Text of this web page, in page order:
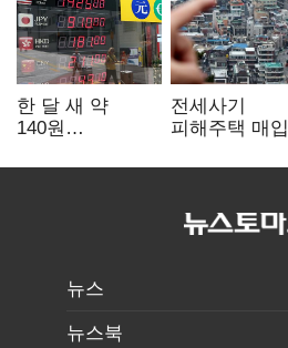
한 달 새 약
140원
엔저'에 원화
전세사기
피해주택 매입
누적 피해자
뉴스
뉴스북